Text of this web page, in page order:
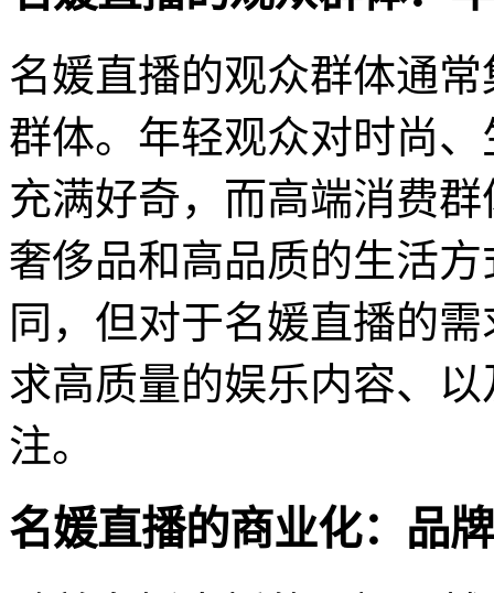
名媛直播的观众群体通
群体。年轻观众对时尚
充满好奇，而高端消费
奢侈品和高品质的生活
同，但对于名媛直播的
求高质量的娱乐内容、
注。
名媛直播的商业化：品